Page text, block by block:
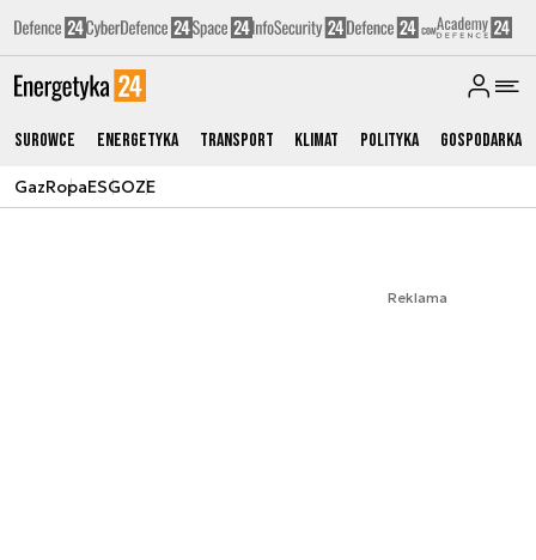
Surowce Energetyka Transport Klimat Polityka Gospodarka
GazRopaESGOZE
Reklama